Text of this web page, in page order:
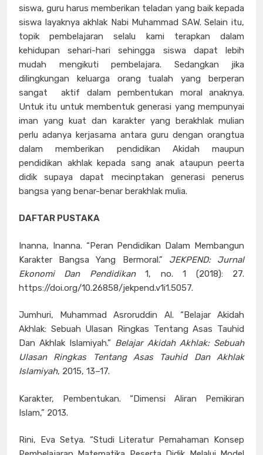
siswa, guru harus memberikan teladan yang baik kepada
siswa layaknya akhlak Nabi Muhammad SAW. Selain itu,
topik pembelajaran selalu kami terapkan dalam
kehidupan sehari-hari sehingga siswa dapat lebih
mudah mengikuti pembelajara. Sedangkan jika
dilingkungan keluarga orang tualah yang berperan
sangat aktif dalam pembentukan moral anaknya.
Untuk itu untuk membentuk generasi yang mempunyai
iman yang kuat dan karakter yang berakhlak mulian
perlu adanya kerjasama antara guru dengan orangtua
dalam memberikan pendidikan Akidah maupun
pendidikan akhlak kepada sang anak ataupun peerta
didik supaya dapat mecinptakan generasi penerus
bangsa yang benar-benar berakhlak mulia.
DAFTAR PUSTAKA
Inanna, Inanna. “Peran Pendidikan Dalam Membangun
Karakter Bangsa Yang Bermoral.” JEKPEND: Jurnal
Ekonomi Dan Pendidikan1, no. 1 (2018): 27.
https://doi.org/10.26858/jekpend.v1i1.5057.
Jumhuri, Muhammad Asroruddin Al. “Belajar Akidah
Akhlak: Sebuah Ulasan Ringkas Tentang Asas Tauhid
Dan Akhlak Islamiyah.” Belajar Akidah Akhlak: Sebuah
Ulasan Ringkas Tentang Asas Tauhid Dan Akhlak
Islamiyah, 2015, 13–17.
Karakter, Pembentukan. “Dimensi Aliran Pemikiran
Islam,” 2013.
Rini, Eva Setya. “Studi Literatur Pemahaman Konsep